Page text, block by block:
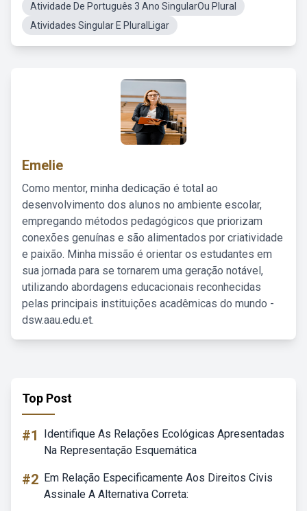
Atividade De Português 3 Ano SingularOu Plural
Atividades Singular E PluralLigar
Emelie
Como mentor, minha dedicação é total ao
desenvolvimento dos alunos no ambiente escolar,
empregando métodos pedagógicos que priorizam
conexões genuínas e são alimentados por criatividade
e paixão. Minha missão é orientar os estudantes em
sua jornada para se tornarem uma geração notável,
utilizando abordagens educacionais reconhecidas
pelas principais instituições acadêmicas do mundo -
dsw.aau.edu.et.
Top Post
#1
Identifique As Relações Ecológicas Apresentadas
Na Representação Esquemática
#2 Em Relação Especificamente Aos Direitos Civis
Assinale A Alternativa Correta: